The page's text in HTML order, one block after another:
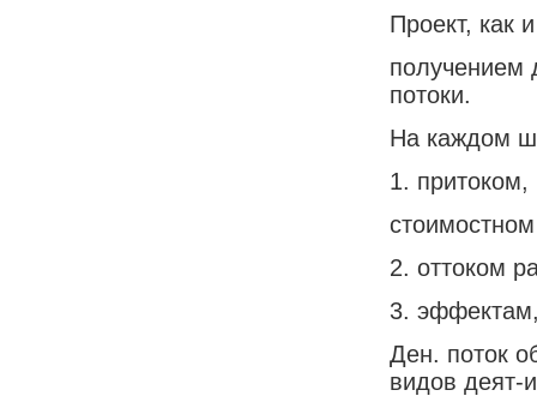
Проект, как
получением
потоки.
На каждом
1.
2. оттоком
3.
Ден. поток
видов деят-